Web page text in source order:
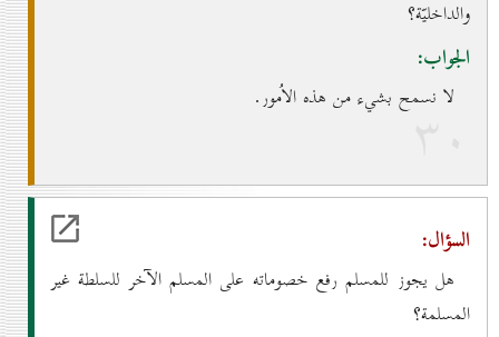
والداخليّة؟
الجواب:
لا نسمح بشيء من هذه الاُمور.
۳٠
السؤال:
هل يجوز للمسلم رفع خصوماته على المسلم الآخر للسلطة غير
المسلمة؟